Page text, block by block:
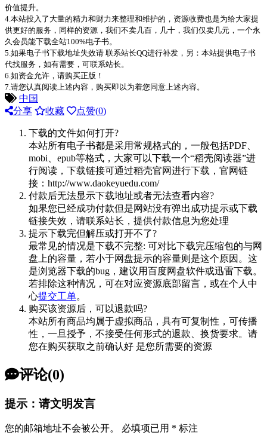
价值提升。
4.本站投入了大量的精力和财力来整理和维护的，资源收费也是为给大家提
供更好的服务，同样的资源，我们不卖几百，几十，我们仅卖几元，一个永
久会员能下载全站100%电子书。
5.如果电子书下载地址失效请 联系站长QQ进行补发，另：本站提供电子书
代找服务，如有需要，可联系站长。
6.如资金允许，请购买正版！
7.请您认真阅读上述内容，购买即以为着您同意上述内容。
中国
分享
收藏 点赞(0)
下载的文件如何打开?
本站所有电子书都是采用常规格式的，一般包括PDF、
mobi、epub等格式，大家可以下载一个“稻壳阅读器”进
行阅读，下载链接可通过稻壳官网进行下载，官网链
接：http://www.daokeyuedu.com/
付款后无法显示下载地址或者无法查看内容?
如果您已经成功付款但是网站没有弹出成功提示或下载
链接失效，请联系站长，提供付款信息为您处理
提示下载完但解压或打开不了?
最常见的情况是下载不完整: 可对比下载完压缩包的与网
盘上的容量，若小于网盘提示的容量则是这个原因。这
是浏览器下载的bug，建议用百度网盘软件或迅雷下载。
若排除这种情况，可在对应资源底部留言，或在个人中
心提交工单。
购买该资源后，可以退款吗?
本站所有商品均属于虚拟商品，具有可复制性，可传播
性，一旦授予，不接受任何形式的退款、换货要求。请
您在购买获取之前确认好 是您所需要的资源
评论(0)
提示：请文明发言
您的邮箱地址不会被公开。 必填项已用 * 标注